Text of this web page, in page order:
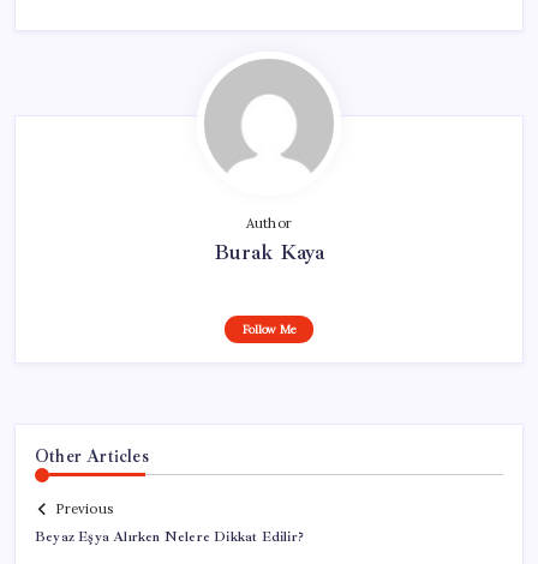
Author
Burak Kaya
Follow Me
Other Articles
Previous
Beyaz Eşya Alırken Nelere Dikkat Edilir?